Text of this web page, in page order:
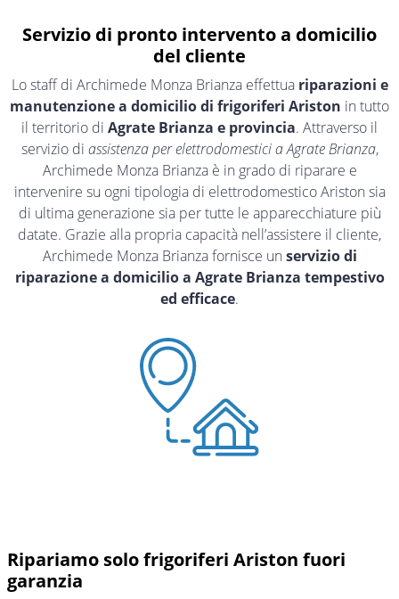
Servizio di pronto intervento a domicilio
del cliente
Lo staff di Archimede Monza Brianza effettua riparazioni e
manutenzione a domicilio di frigoriferi Ariston in tutto
il territorio di Agrate Brianza e provincia. Attraverso il
servizio di assistenza per elettrodomestici a Agrate Brianza,
Archimede Monza Brianza è in grado di riparare e
intervenire su ogni tipologia di elettrodomestico Ariston sia
di ultima generazione sia per tutte le apparecchiature più
datate. Grazie alla propria capacità nell’assistere il cliente,
Archimede Monza Brianza fornisce un servizio di
riparazione a domicilio a Agrate Brianza tempestivo
ed efficace.
Ripariamo solo frigoriferi Ariston fuori
garanzia